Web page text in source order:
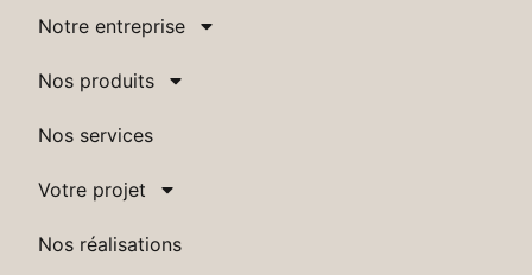
Notre entreprise
Nos produits
Nos services
Votre projet
Nos réalisations